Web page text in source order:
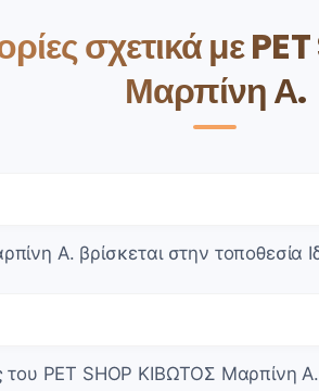
σχετικά με
Μαρπίνη Α.
Α. βρίσκεται στην τοποθεσία
PET SHOP ΚΙΒΩΤΟΣ Μαρπίνη Α.